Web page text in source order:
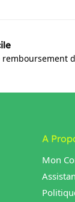
remboursement
A
Mon